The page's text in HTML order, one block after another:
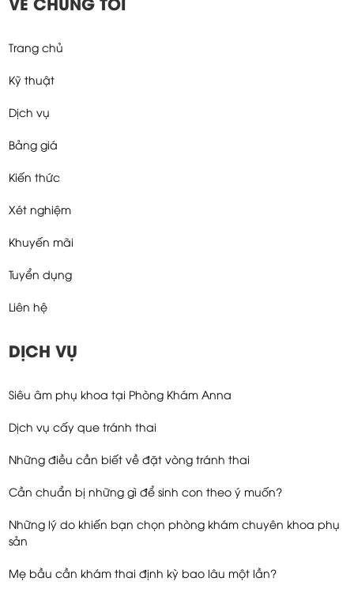
Trang chủ
Kỹ thuật
Dịch vụ
Bảng giá
Kiến thức
Xét nghiệm
Khuyến mãi
Tuyển dụng
Liên hệ
DỊCH VỤ
Siêu âm phụ khoa tại Phòng Khám Anna
Dịch vụ cấy que tránh thai
Những điều cần biết về đặt vòng tránh thai
Cần chuẩn bị những gì để sinh con theo ý muốn?
Những lý do khiến bạn chọn phòng khám chuyên khoa phụ
sản
Mẹ bầu cần khám thai định kỳ bao lâu một lần?